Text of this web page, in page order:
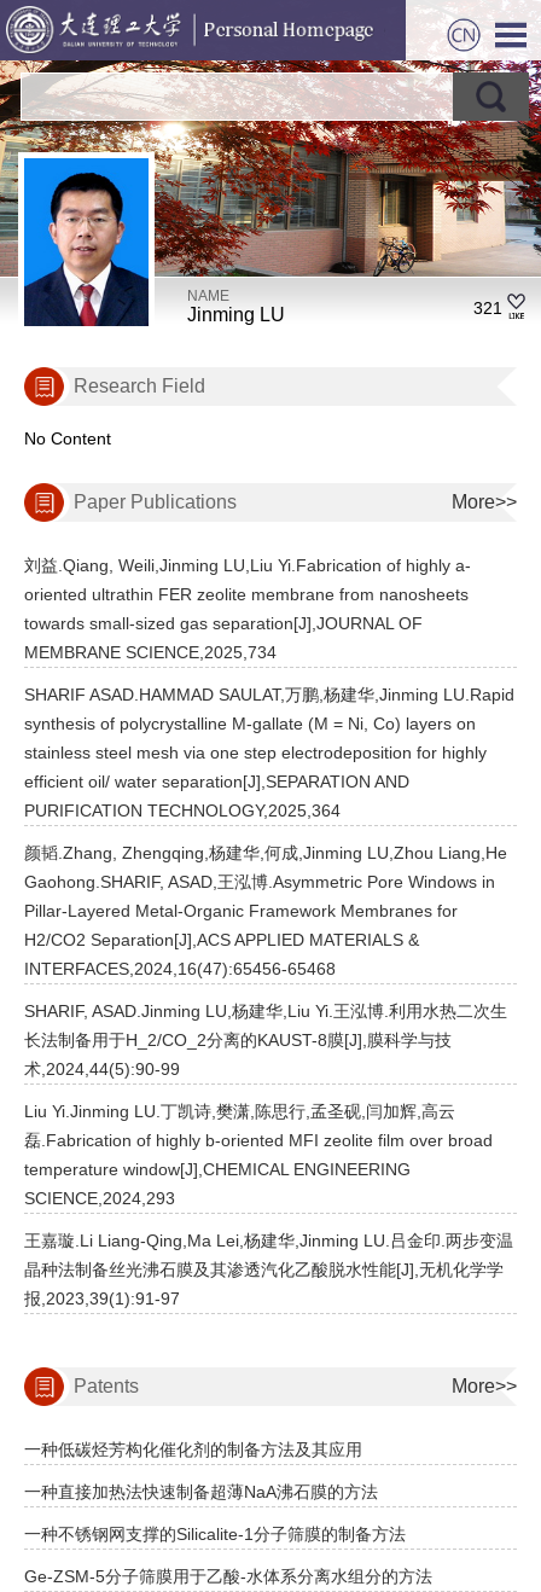
NAME
Jinming LU 321
Research Field
No Content
Paper Publications More>>
刘益.Qiang, Weili,Jinming LU,Liu Yi.Fabrication of highly a-
oriented ultrathin FER zeolite membrane from nanosheets
towards small-sized gas separation[J],JOURNAL OF
MEMBRANE SCIENCE,2025,734
SHARIF ASAD.HAMMAD SAULAT,万鹏,杨建华,Jinming LU.Rapid
synthesis of polycrystalline M-gallate (M = Ni, Co) layers on
stainless steel mesh via one step electrodeposition for highly
efficient oil/ water separation[J],SEPARATION AND
PURIFICATION TECHNOLOGY,2025,364
颜韬.Zhang, Zhengqing,杨建华,何成,Jinming LU,Zhou Liang,He
Gaohong.SHARIF, ASAD,王泓博.Asymmetric Pore Windows in
Pillar-Layered Metal-Organic Framework Membranes for
H2/CO2 Separation[J],ACS APPLIED MATERIALS &
INTERFACES,2024,16(47):65456-65468
SHARIF, ASAD.Jinming LU,杨建华,Liu Yi.王泓博.利用水热二次生
长法制备用于H_2/CO_2分离的KAUST-8膜[J],膜科学与技
术,2024,44(5):90-99
Liu Yi.Jinming LU.丁凯诗,樊潇,陈思行,孟圣砚,闫加辉,高云
磊.Fabrication of highly b-oriented MFI zeolite film over broad
temperature window[J],CHEMICAL ENGINEERING
SCIENCE,2024,293
王嘉璇.Li Liang-Qing,Ma Lei,杨建华,Jinming LU.吕金印.两步变温
晶种法制备丝光沸石膜及其渗透汽化乙酸脱水性能[J],无机化学学
报,2023,39(1):91-97
Patents More>>
一种低碳烃芳构化催化剂的制备方法及其应用
一种直接加热法快速制备超薄NaA沸石膜的方法
一种不锈钢网支撑的Silicalite-1分子筛膜的制备方法
Ge-ZSM-5分子筛膜用于乙酸-水体系分离水组分的方法